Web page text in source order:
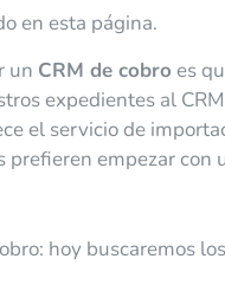
en esta página.
un CRM de cobro es
expedientes al
el servicio de
empezar
hoy buscaremos